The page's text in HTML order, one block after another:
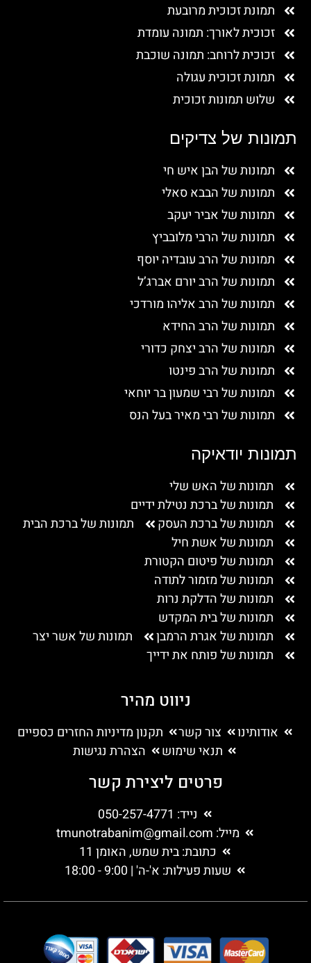
תמונות יודאיקה
תמונות של האש שלי
תמונות של ברכת נטילת ידיים
תמונות של ברכת העסק
תמונות של ברכת הבית
תמונות של אשת חיל
תמונות של פיטום הקטורת
תמונות של מזמור לתודה
תמונות של הדלקת נרות
תמונות של בית המקדש
תמונות של אגרת הרמבן
תמונות של אשר יצר
תמונות של פותח את ידייך
תמונות של צדיקים
תמונות של הבן איש חי
תמונות של הבבא סאלי
תמונות של אביר יעקב
תמונות של הרבי מלובביץ
תמונות של הרב עובדיה יוסף
תמונות של הרב יורם אברג’ל
תמונות של הרב אליהו מורדכי
תמונות של הרב החידא
תמונות של הרב יצחק כדורי
תמונות של הרב פינטו
תמונות של רבי שמעון בר יוחאי
תמונות של רבי מאיר בעל הנס
תמונת זכוכית מרובעת
זכוכית לאורך: תמונה עומדת
זכוכית לרוחב: תמונה שוכבת
תמונת זכוכית עגולה
שלוש תמונות זכוכית
ניווט מהיר
אודותינו צור קשר
תקנון מדיניות החזרים כספיים
תנאי שימוש
הצהרת נגישות
פרטים ליצירת קשר
נייד: 050-257-4771
מייל: tmunotrabanim@gmail.com
כתובת: בית שמש, האומן 11
שעות פעילות: א'-ה' | 9:00 - 18:00